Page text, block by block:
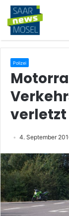
Polizei
verletzt
4. September